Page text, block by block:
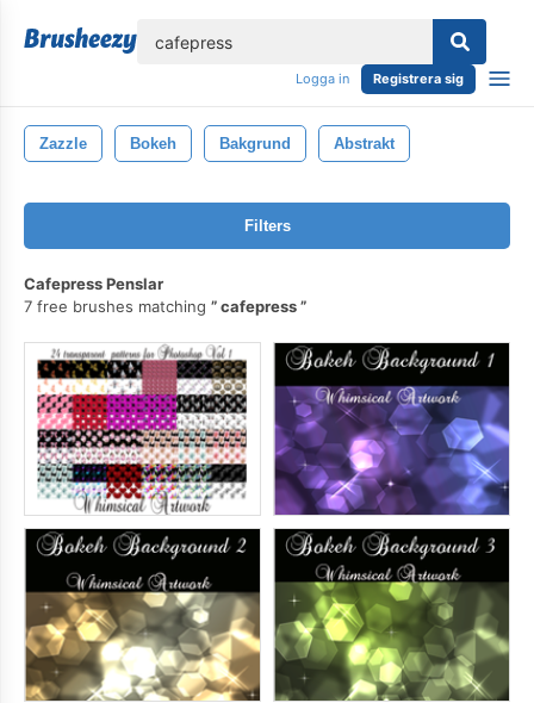
Logga in Registrera sig
Zazzle Bokeh Bakgrund Abstrakt
Filters
Cafepress Penslar
7 free brushes matching
cafepress